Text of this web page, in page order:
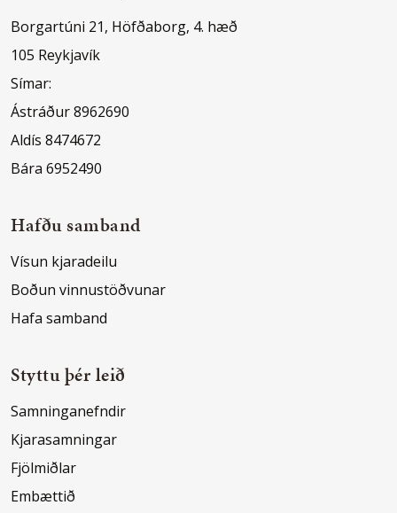
Borgartúni 21, Höfðaborg, 4. hæð
105 Reykjavík
Símar:
Ástráður 8962690
Aldís 8474672
Bára 6952490
Hafðu samband
Vísun kjaradeilu
Boðun vinnustöðvunar
Hafa samband
Styttu þér leið
Samninganefndir
Kjarasamningar
Fjölmiðlar
Embættið